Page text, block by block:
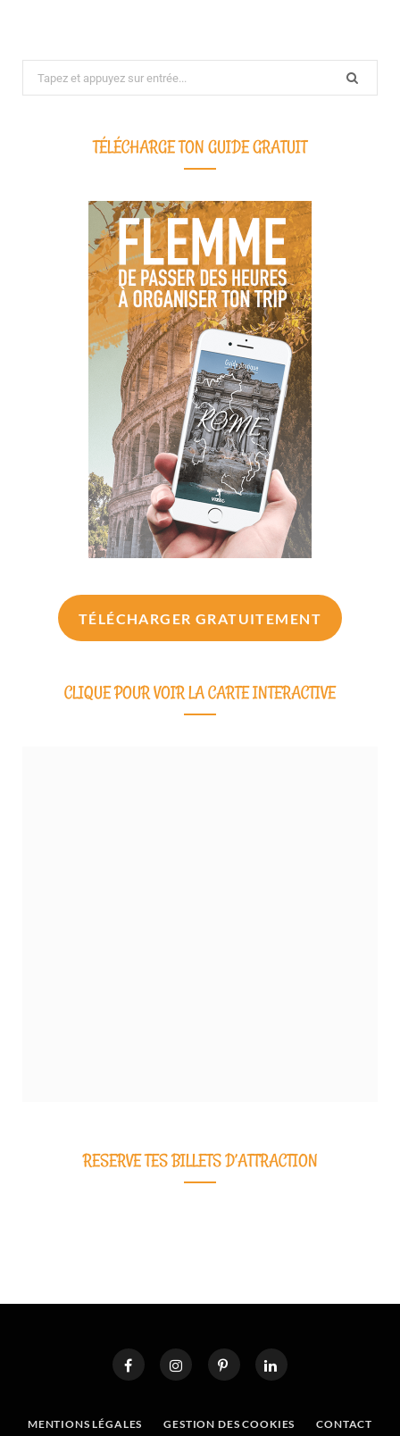
for:
TÉLÉCHARGE TON GUIDE GRATUIT
TÉLÉCHARGER GRATUITEMENT
CLIQUE POUR VOIR LA CARTE INTERACTIVE
RESERVE TES BILLETS D’ATTRACTION
MENTIONS LÉGALES GESTION DES COOKIES CONTACT